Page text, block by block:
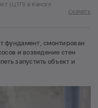
(ЦТП) в Канске
Скачать
фундамент, смонтирован
и возведение стен
запустить объект и